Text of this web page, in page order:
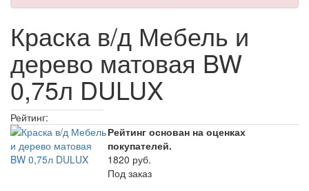
Краска в/д Мебель и
дерево матовая BW
0,75л DULUX
Рейтинг:
Рейтинг основан на оценках
покупателей.
1820 руб.
Под заказ